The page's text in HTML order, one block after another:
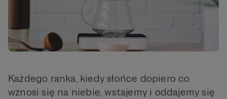
Każdego ranka, kiedy słońce dopiero co
wznosi się na niebie, wstajemy i oddajemy się